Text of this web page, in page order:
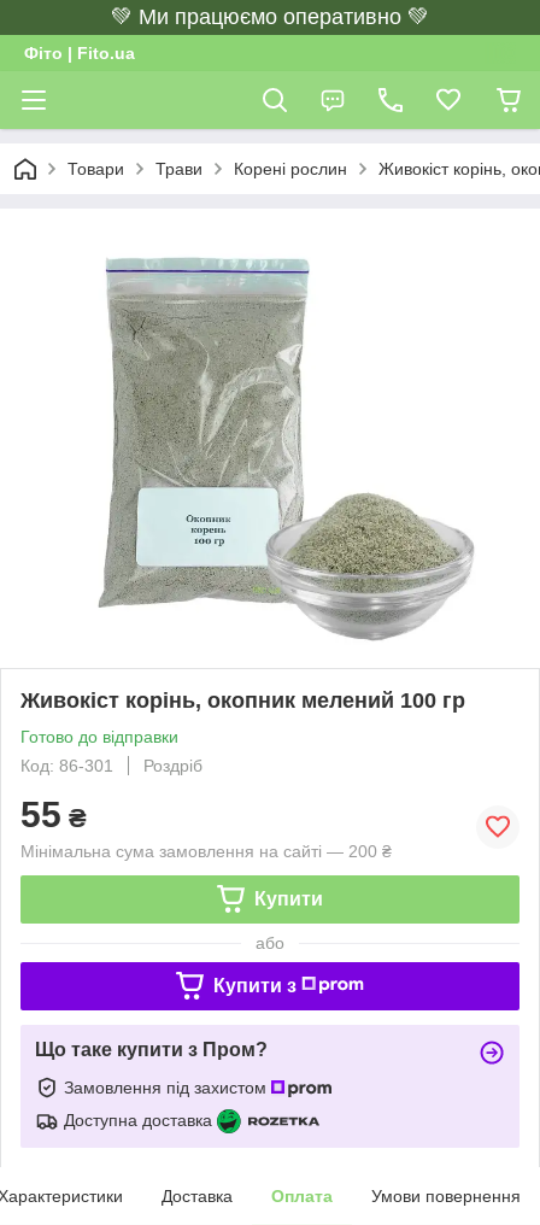
💚 Ми працюємо оперативно 💚
Фіто | Fito.ua
Товари Трави Корені рослин Живокіст корінь,
Живокіст корінь, окопник мелений 100 гр
Готово до відправки
Код: 86-301
Роздріб
55 ₴
Мінімальна сума замовлення на сайті — 200 ₴
Купити
або
Купити з
Що таке купити з Пром?
Замовлення під захистом
Доступна доставка
Доставка Оплата Умови повернення